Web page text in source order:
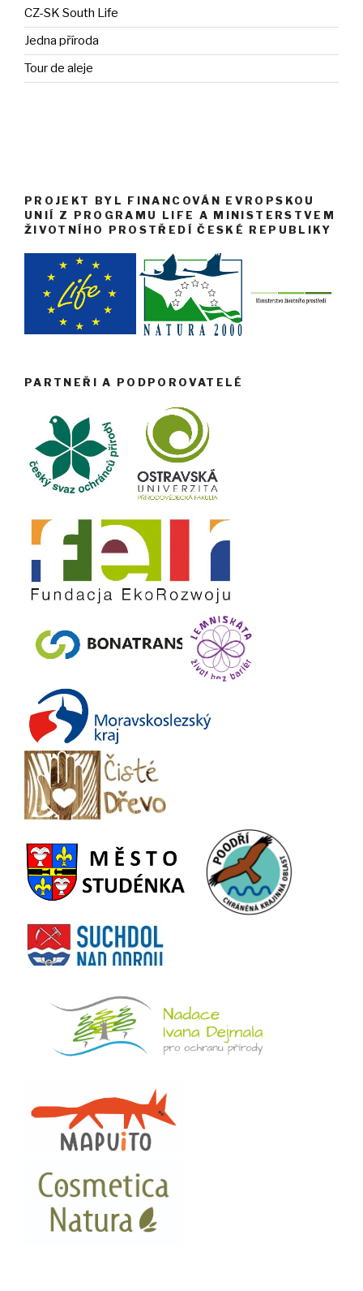
CZ-SK South Life
Jedna příroda
Tour de aleje
PROJEKT BYL FINANCOVÁN EVROPSKOU
UNIÍ Z PROGRAMU LIFE A MINISTERSTVEM
ŽIVOTNÍHO PROSTŘEDÍ ČESKÉ REPUBLIKY
PARTNEŘI A PODPOROVATELÉ